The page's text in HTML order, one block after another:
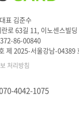
표 김준수
로 63길 11, 이노센스빌
86-00840
제 2025-서울강남-04389
처리방침
4042-1075